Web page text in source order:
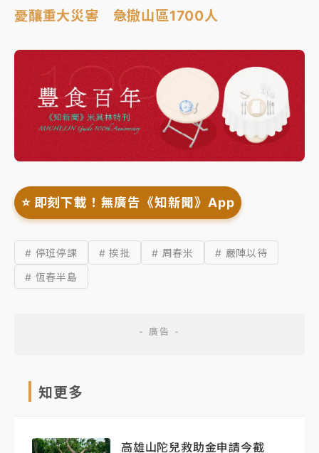
憂釀重大災害 急撤山區1700人
⭐️ 即刻下載！無廣告《知新聞》App
# 停班停課 # 挨批 # 周春米
# 嚴陣以待
# 恆春半島
知更多
高雄山陀兒救助金申請今截